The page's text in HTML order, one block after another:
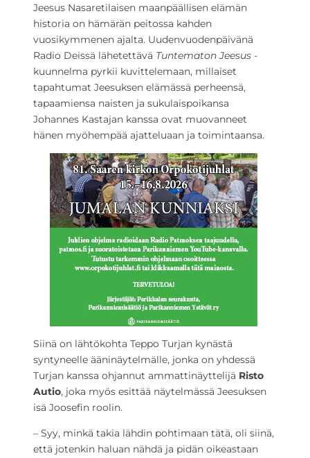
Jeesus Nasaretilaisen maanpäällisen elämän
historia on hämärän peitossa kahden
vuosikymmenen ajalta. Uudenvuodenpäivänä
Radio Deissä lähetettävä Tuntematon Jeesus -
kuunnelma pyrkii kuvittelemaan, millaiset
tapahtumat Jeesuksen elämässä perheensä,
tapaamiensa naisten ja sukulaispoikansa
Johannes Kastajan kanssa ovat muovanneet
hänen myöhempää ajatteluaan ja toimintaansa.
Siinä on lähtökohta Teppo Turjan kynästä
syntyneelle ääninäytelmälle, jonka on yhdessä
Turjan kanssa ohjannut ammattinäyttelijä Risto
Autio, joka myös esittää näytelmässä Jeesuksen
isä Joosefin roolin.
– Syy, minkä takia lähdin pohtimaan tätä, oli siinä,
että jotenkin haluan nähdä ja pidän oikeastaan